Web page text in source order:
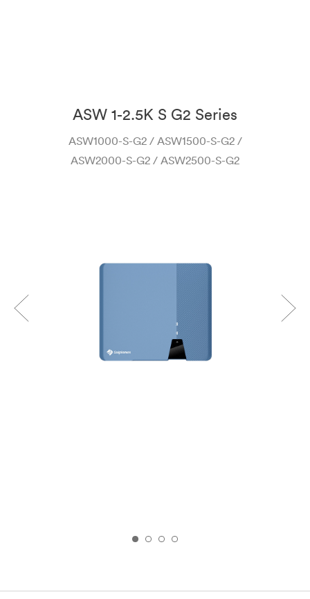
ASW 1-2.5K S G2 Series
ASW1000-S-G2 / ASW1500-S-G2 /
ASW2000-S-G2 / ASW2500-S-G2